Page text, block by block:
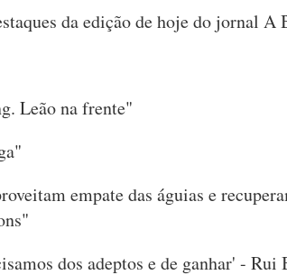
da edição de hoje do jornal A
Leão na frente"
empate das águias e
dos adeptos e de ganhar' - Rui